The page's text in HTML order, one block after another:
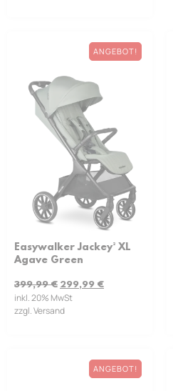
ANGEBOT!
Easywalker Jackey² XL
Agave Green
399,99€ 299,99 €
inkl. 20% MwSt
zzgl. Versand
ANGEBOT!